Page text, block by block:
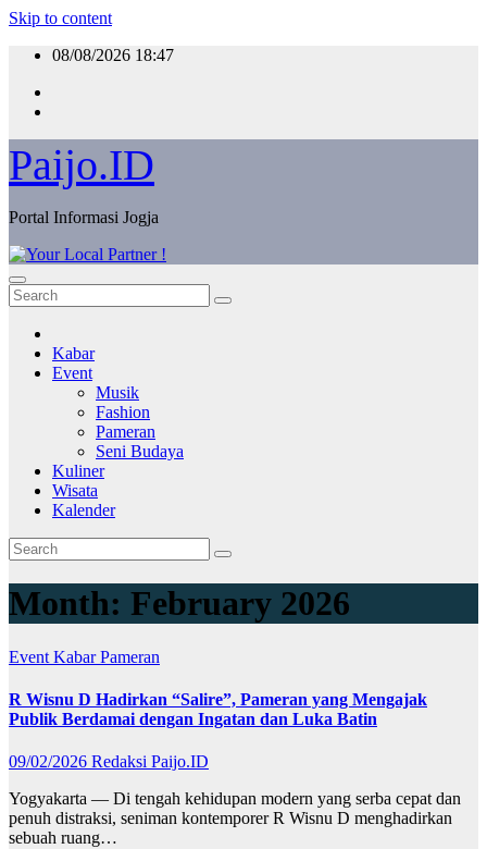
Skip to content
08/08/2026 18:47
Paijo.ID
Portal Informasi Jogja
Kabar
Event
Musik
Fashion
Pameran
Seni Budaya
Kuliner
Wisata
Kalender
Month: February 2026
Event KabarPameran
R Wisnu D Hadirkan “Salire”, Pameran yang Mengajak
Publik Berdamai dengan Ingatan dan Luka Batin
09/02/2026 Redaksi Paijo.ID
Yogyakarta — Di tengah kehidupan modern yang serba cepat dan
penuh distraksi, seniman kontemporer R Wisnu D menghadirkan
sebuah ruang…